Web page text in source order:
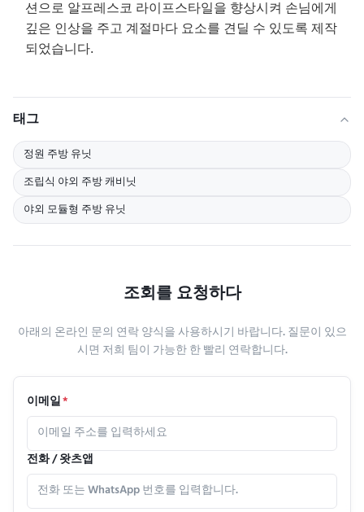
션으로 알프레스코 라이프스타일을 향상시켜 손님에게
깊은 인상을 주고 계절마다 요소를 견딜 수 있도록 제작
되었습니다.
태그
정원 주방 유닛
조립식 야외 주방 캐비닛
야외 모듈형 주방 유닛
조회를 요청하다
아래의 온라인 문의 연락 양식을 사용하시기 바랍니다. 질문이 있으
시면 저희 팀이 가능한 한 빨리 연락합니다.
이메일*
전화 / 왓츠앱